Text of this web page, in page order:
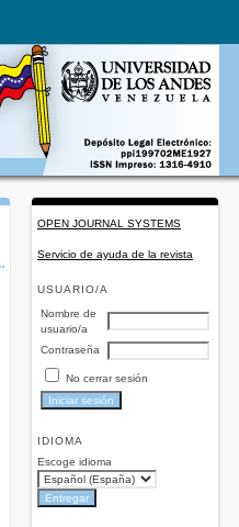
OPEN JOURNAL SYSTEMS
Servicio de ayuda de la revista
USUARIO/A
Nombre de
usuario/a
Contraseña
No cerrar sesión
IDIOMA
Escoge idioma